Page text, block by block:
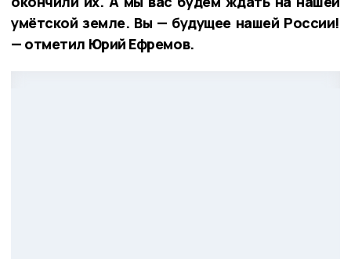
умётской земле. Вы — будущее нашей России!
— отметил Юрий Ефремов.